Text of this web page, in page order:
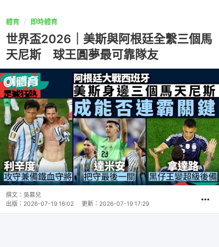
體育 即時體育
世界盃2026｜美斯與阿根廷全繫三個馬
天尼斯 球王圓夢最可靠隊友
撰文： 吳慕兒
出版： 2026-07-19 16:02 更新： 2026-07-19 17:29